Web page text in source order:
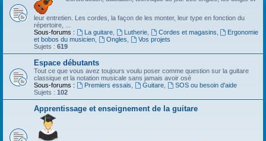
leur entretien. Les cordes, la façon de les monter, leur type en fonction du
répertoire, ...
Sous-forums :
La guitare, Lutherie, Cordes et magasins
Ergonomie
et bobos du musicien
Ongles
Vos projets
Sujets : 619
Espace débutants
Tout ce que vous avez toujours voulu poser comme question sur la guitare
classique et la notation musicale sans jamais avoir osé
Sous-forums :
Premiers essais Guitare,
SOS ou besoin d'aide
Sujets : 102
Apprentissage et enseignement de la guitare